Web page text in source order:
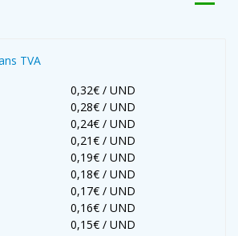
TVA
0,32€ / UND
0,28€ / UND
0,24€ / UND
0,21€ / UND
0,19€ / UND
0,18€ / UND
0,17€ / UND
0,16€ / UND
0,15€ / UND